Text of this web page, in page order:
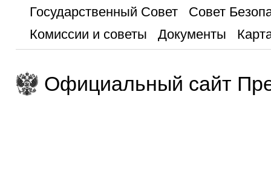
Государственный Совет
Совет
Комиссии и советы
Документы
Официальный сайт